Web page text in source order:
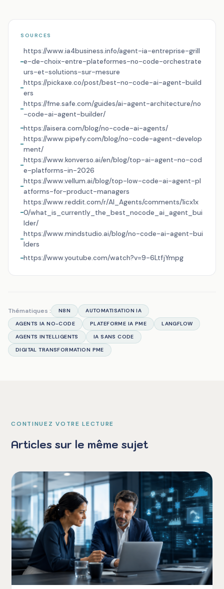
SOURCES
https://www.ia4business.info/agent-ia-entreprise-grill
e-de-choix-entre-plateformes-no-code-orchestrate
urs-et-solutions-sur-mesure
https://pickaxe.co/post/best-no-code-ai-agent-build
ers
https://fme.safe.com/guides/ai-agent-architecture/no
-code-ai-agent-builder/
https://aisera.com/blog/no-code-ai-agents/
https://www.pipefy.com/blog/no-code-agent-develop
ment/
https://www.konverso.ai/en/blog/top-ai-agent-no-cod
e-platforms-in-2026
https://www.vellum.ai/blog/top-low-code-ai-agent-pl
atforms-for-product-managers
https://www.reddit.com/r/AI_Agents/comments/1icx1x
0/what_is_currently_the_best_nocode_ai_agent_bui
lder/
https://www.mindstudio.ai/blog/no-code-ai-agent-bui
lders
https://www.youtube.com/watch?v=9-6LtfjYmpg
Thématiques : N8N
AUTOMATISATION IA
AGENTS IA NO-CODE
PLATEFORME IA PME
LANGFLOW
AGENTS INTELLIGENTS
IA SANS CODE
DIGITAL TRANSFORMATION PME
CONTINUEZ VOTRE LECTURE
Articles sur le même sujet